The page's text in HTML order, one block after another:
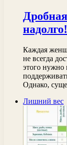
надолго!
Каждая
не всегда
этого нужно
Однако,
Лишний вес